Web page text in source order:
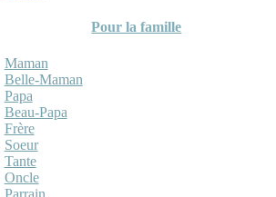
Pour la famille
Maman
Belle-Maman
Papa
Beau-Papa
Frère
Soeur
Tante
Oncle
Parrain